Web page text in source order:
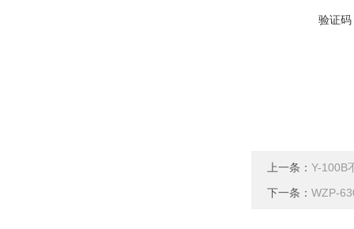
验证码
上一条： Y-100B
下一条： WZP-